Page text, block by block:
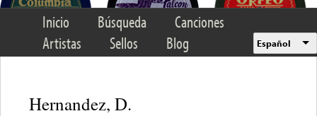
Inicio Búsqueda
Canciones
Artistas
Sellos Blog Español
Hernandez, D.